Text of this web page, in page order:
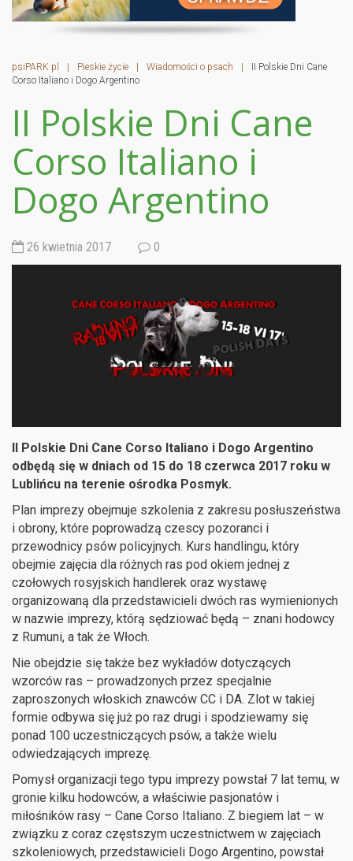
psiPARK.pl | Pieskie życie | Wiadomości o psach |
II Polskie Dni Cane
Corso Italiano i Dogo Argentino
II Polskie Dni Cane
Corso Italiano i
Dogo Argentino
26 kwietnia 2017 0
II Polskie Dni Cane Corso Italiano i Dogo Argentino
odbędą się w dniach od 15 do 18 czerwca 2017 roku w
Lublińcu na terenie ośrodka Posmyk.
Plan imprezy obejmuje szkolenia z zakresu posłuszeństwa
i obrony, które poprowadzą czescy pozoranci i
przewodnicy psów policyjnych. Kurs handlingu, który
obejmie zajęcia dla różnych ras pod okiem jednej z
czołowych rosyjskich handlerek oraz wystawę
organizowaną dla przedstawicieli dwóch ras wymienionych
w nazwie imprezy, którą sędziować będą – znani hodowcy
z Rumuni, a tak że Włoch.
Nie obejdzie się także bez wykładów dotyczących
wzorców ras – prowadzonych przez specjalnie
zaproszonych włoskich znawców CC i DA. Zlot w takiej
formie odbywa się już po raz drugi i spodziewamy się
ponad 100 uczestniczących psów, a także wielu
odwiedzających imprezę.
Pomysł organizacji tego typu imprezy powstał 7 lat temu, w
gronie kilku hodowców, a właściwie pasjonatów i
miłośników rasy – Cane Corso Italiano. Z biegiem lat – w
związku z coraz częstszym uczestnictwem w zajęciach
szkoleniowych, przedstawicieli Dogo Argentino, powstał